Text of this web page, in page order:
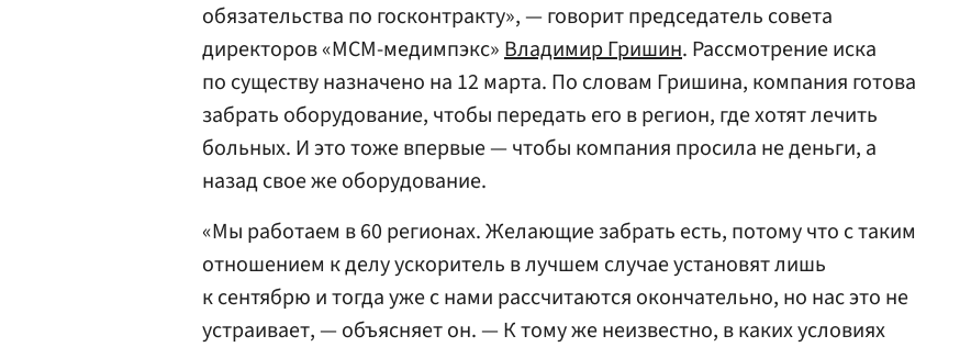
обязательства по госконтракту», — говорит председатель совета
директоров «МСМ-медимпэкс»Владимир Гришин. Рассмотрение иска
по существу назначено на 12 марта. По словам Гришина, компания готова
забрать оборудование, чтобы передать его в регион, где хотят лечить
больных. И это тоже впервые — чтобы компания просила не деньги, а
назад свое же оборудование.
«Мы работаем в 60 регионах. Желающие забрать есть, потому что с таким
отношением к делу ускоритель в лучшем случае установят лишь
к сентябрю и тогда уже с нами рассчитаются окончательно, но нас это не
устраивает, — объясняет он. — К тому же неизвестно, в каких условиях